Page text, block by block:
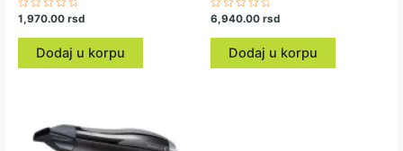
Ocenjeno
sa
0
1,970.00rsd
Dodaj u korpu
Ocenjeno
sa
0
6,940.00 rsd
Dodaj u korpu